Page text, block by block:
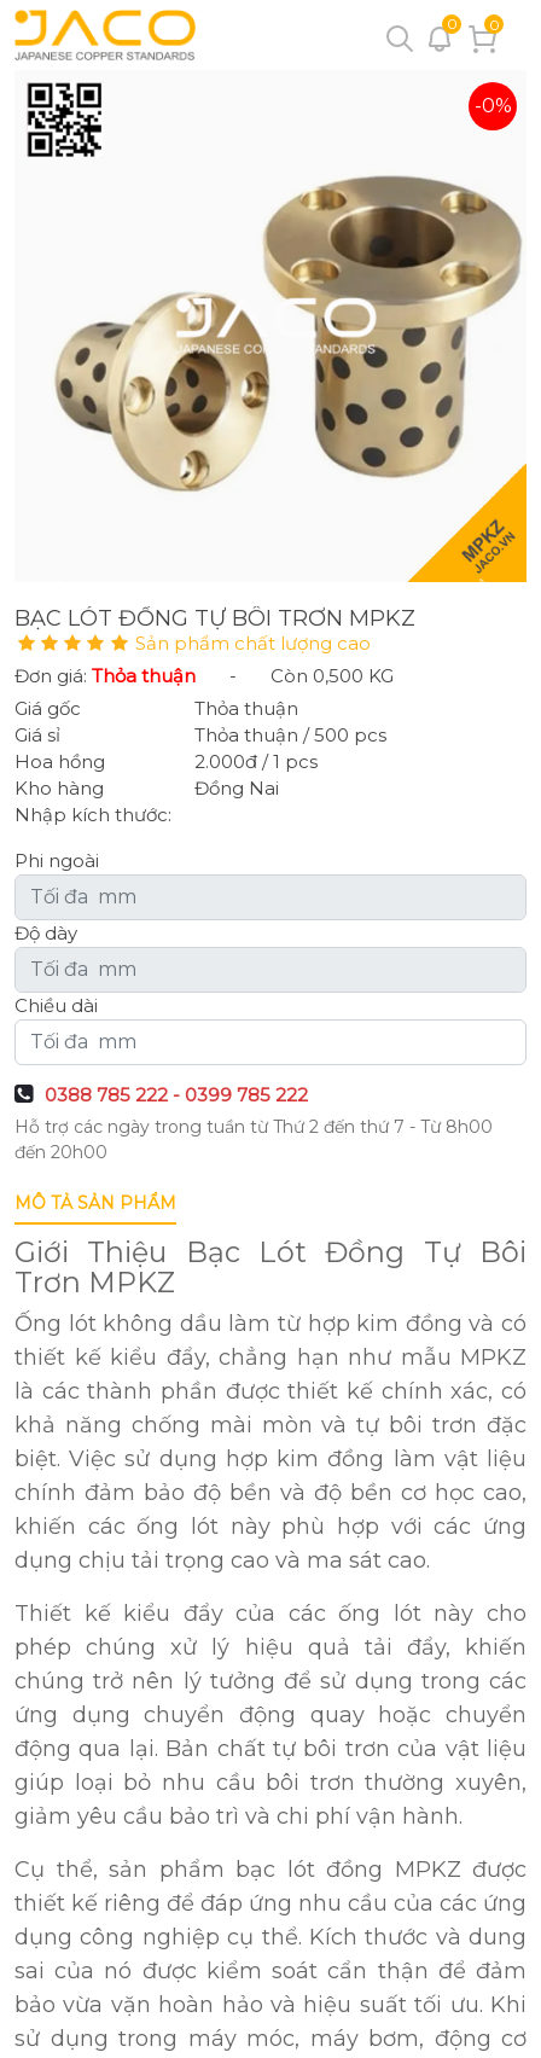
0 0
-0%
BẠC LÓT ĐỒNG TỰ BÔI TRƠN MPKZ
Sản phẩm chất lượng cao
Đơn giá: Thỏa thuận - Còn 0,500 KG
Giá gốc
Thỏa thuận
Giá sỉ
Thỏa thuận / 500 pcs
Hoa hồng
2.000đ / 1 pcs
Kho hàng
Đồng Nai
Nhập kích thước:
Phi ngoài
Độ dày
Chiều dài
0388 785 222 - 0399 785 222
Hỗ trợ các ngày trong tuần từ Thứ 2 đến thứ 7 - Từ 8h00
đến 20h00
MÔ TẢ SẢN PHẨM
Giới Thiệu Bạc Lót Đồng Tự Bôi
Trơn MPKZ
Ống lót không dầu làm từ hợp kim đồng và có
thiết kế kiểu đẩy, chẳng hạn như mẫu MPKZ
là các thành phần được thiết kế chính xác, có
khả năng chống mài mòn và tự bôi trơn đặc
biệt. Việc sử dụng hợp kim đồng làm vật liệu
chính đảm bảo độ bền và độ bền cơ học cao,
khiến các ống lót này phù hợp với các ứng
dụng chịu tải trọng cao và ma sát cao.
Thiết kế kiểu đẩy của các ống lót này cho
phép chúng xử lý hiệu quả tải đẩy, khiến
chúng trở nên lý tưởng để sử dụng trong các
ứng dụng chuyển động quay hoặc chuyển
động qua lại. Bản chất tự bôi trơn của vật liệu
giúp loại bỏ nhu cầu bôi trơn thường xuyên,
giảm yêu cầu bảo trì và chi phí vận hành.
Cụ thể, sản phẩm bạc lót đồng MPKZ được
thiết kế riêng để đáp ứng nhu cầu của các ứng
dụng công nghiệp cụ thể. Kích thước và dung
sai của nó được kiểm soát cẩn thận để đảm
bảo vừa vặn hoàn hảo và hiệu suất tối ưu. Khi
sử dụng trong máy móc, máy bơm, động cơ